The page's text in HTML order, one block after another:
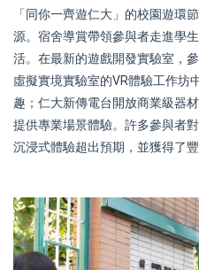
「同你一齊遊仁大」的校園遊環
源。宿舍導賞帶領參與者走進學
活。在最新的遊戲開發實驗室，
虛擬實境實驗室的VR體驗工作坊
趣；仁大新傳電台開放商業級器
提供專業場景體驗。許多參與者
沉浸式體驗超出預期，並獲得了豐